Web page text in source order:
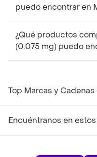
puedo encontrar en
¿Qué productos
(0.075 mg) puedo
Top Marcas y
Encuéntranos en